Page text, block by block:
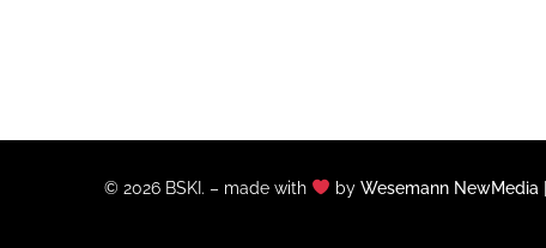
© 2026 BSKI. – made with by Wesemann NewMedia